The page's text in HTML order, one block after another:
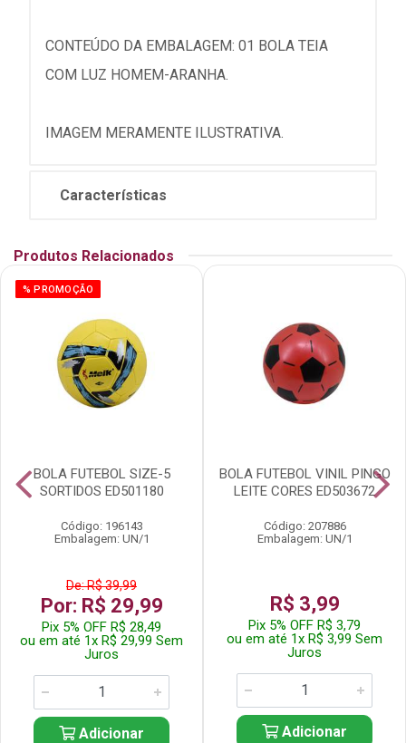
CONTEÚDO DA EMBALAGEM: 01 BOLA TEIA
COM LUZ HOMEM-ARANHA.
IMAGEM MERAMENTE ILUSTRATIVA.
Características
Produtos Relacionados
% PROMOÇÃO
BOLA FUTEBOL SIZE-5
SORTIDOS ED501180
Código: 196143
Embalagem: UN/1
De: R$ 39,99
Por: R$ 29,99
Pix 5% OFF R$ 28,49
ou em até 1x R$ 29,99 Sem
Juros
Adicionar
BOLA FUTEBOL VINIL PINGO
LEITE CORES ED503672
Código: 207886
Embalagem: UN/1
R$ 3,99
Pix 5% OFF R$ 3,79
ou em até 1x R$ 3,99 Sem
Juros
Adicionar